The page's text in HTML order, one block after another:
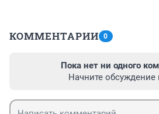
КОММЕНТАРИИ 0
Пока нет ни одного
Начните